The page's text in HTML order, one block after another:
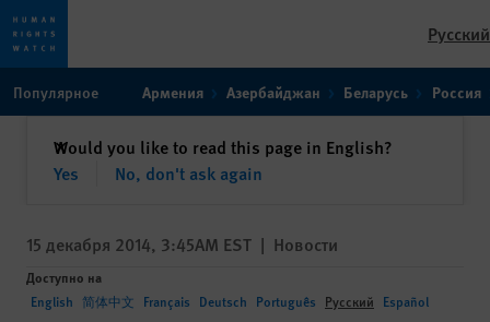
toto
content
Русский
Популярное Армения Азербайджан Беларусь Россия
Would you like to read this page in English?
Yes
No, don't ask again
✕закрыть
15 декабря 2014, 3:45AM EST | Новости
Доступно на
English 简体中文 Français Deutsch Português Русский Español